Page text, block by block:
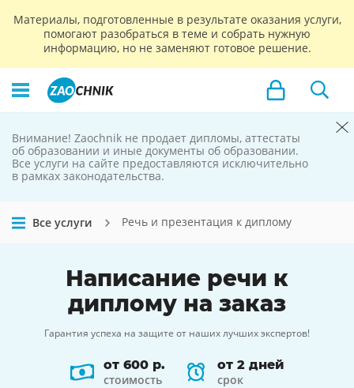
Материалы, подготовленные в результате оказания услуги,
помогают разобраться в теме и собрать нужную
информацию, но не заменяют готовое решение.
Zaochnik
не продает
Внимание! Zaochnik не продает дипломы, аттестаты
об образовании и иные документы об образовании.
Все услуги на сайте предоставляются исключительно
в рамках законодательства.
Все услуги Речь и презентация к диплому
Написание речи к
диплому на заказ
Гарантия успеха на защите от наших лучших экспертов!
от 600 р.
стоимость
от 2 дней
срок